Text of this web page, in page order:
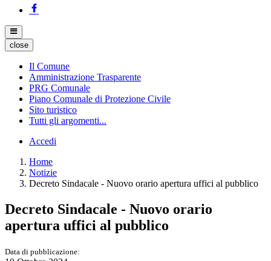
close
Il Comune
Amministrazione Trasparente
PRG Comunale
Piano Comunale di Protezione Civile
Sito turistico
Tutti gli argomenti...
Accedi
Home
Notizie
Decreto Sindacale - Nuovo orario apertura uffici al pubblico
Decreto Sindacale - Nuovo orario
apertura uffici al pubblico
Data di pubblicazione: